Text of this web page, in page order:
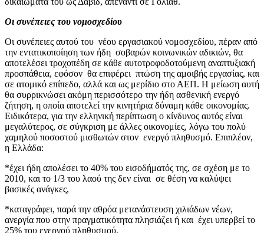
Οι συνέπειες του νομοσχεδίου
Οι συνέπειες αυτού του νέου εργασιακού νομοσχεδίου, πέραν από
την εντατικοποίηση των ήδη σοβαρών κοινωνικών αδικιών, θα
αποτελέσει τροχοπέδη σε κάθε αυτοτροφοδοτούμενη αναπτυξιακή
προσπάθεια, εφόσον θα επιφέρει πτώση της αμοιβής εργασίας, και
σε ατομικό επίπεδο, αλλά και ως μερίδιο στο ΑΕΠ. Η μείωση αυτή
θα συρρικνώσει ακόμη περισσότερο την ήδη ασθενική ενεργό
ζήτηση, η οποία αποτελεί την κινητήρια δύναμη κάθε οικονομίας.
Ειδικότερα, για την ελληνική περίπτωση ο κίνδυνος αυτός είναι
μεγαλύτερος, σε σύγκριση με άλλες οικονομίες, λόγω του πολύ
χαμηλού ποσοστού μισθωτών στον ενεργό πληθυσμό. Επιπλέον,
η Ελλάδα:
*έχει ήδη απολέσει το 40% του εισοδήματός της, σε σχέση με το
2010, και το 1/3 του λαού της δεν είναι σε θέση να καλύψει
βασικές ανάγκες,
*καταγράφει, παρά την αθρόα μετανάστευση χιλιάδων νέων,
ανεργία που στην πραγματικότητα πλησιάζει ή και έχει υπερβεί το
25% του ενεργού πληθυσμού,